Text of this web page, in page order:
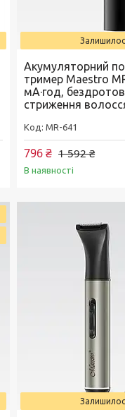
Акумуляторний
тример Maestro
мА·год,
стриження
MR-641
1 592 ₴
796 ₴
В наявності